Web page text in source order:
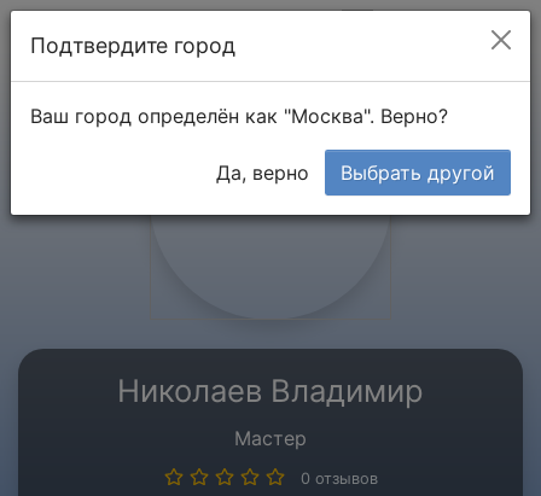
Николаев Владимир
Мастер
0 отзывов
Подтвердите город
Ваш город определён как "Москва". Верно?
Да, верно Выбрать другой